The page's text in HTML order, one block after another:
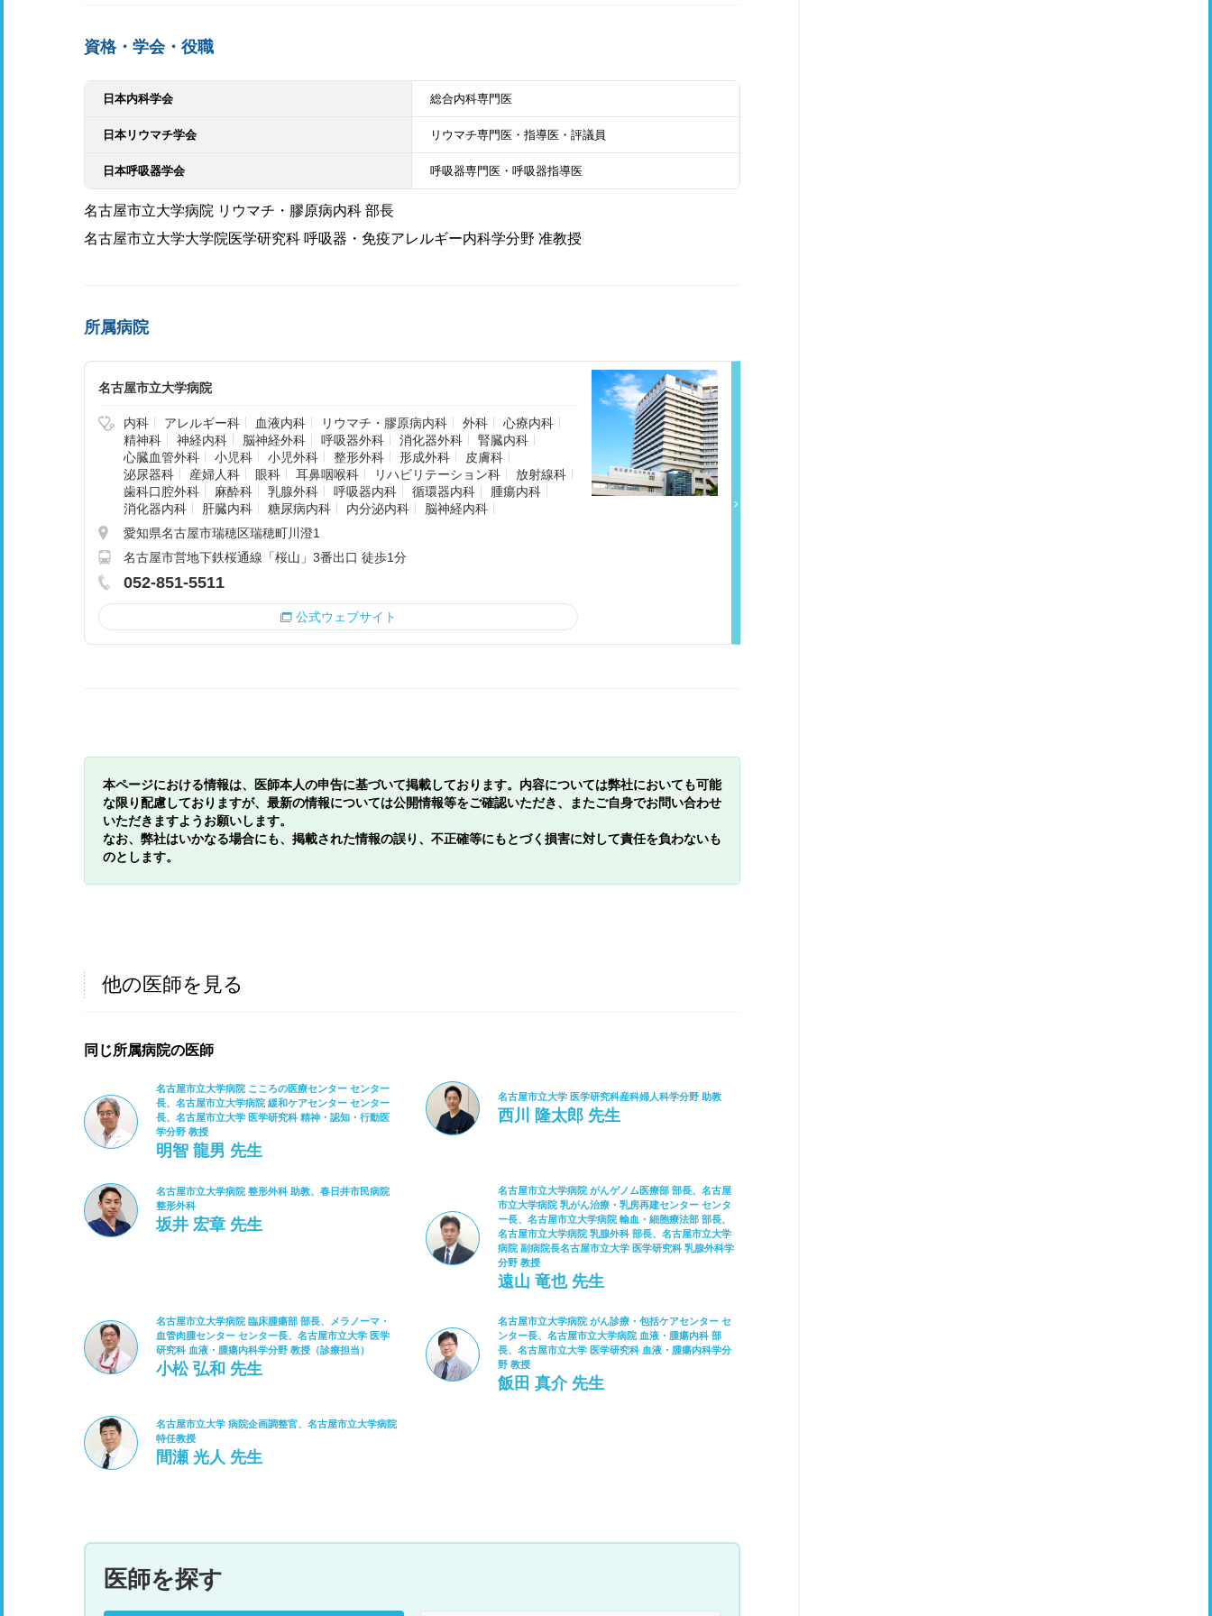
資格・学会・役職
日本内科学会 総合内科専門医
日本リウマチ学会 リウマチ専門医・指導医・評議員
日本呼吸器学会 呼吸器専門医・呼吸器指導医
名古屋市立大学病院 リウマチ・膠原病内科 部長
名古屋市立大学大学院医学研究科 呼吸器・免疫アレルギー内科学分野 准教授
所属病院
名古屋市立大学病院
内科 アレルギー科 血液内科 リウマチ・膠原病内科 外科
心療内科
精神科
神経内科 脳神経外科 呼吸器外科 消化器外科
腎臓内科
心臓血管外科
小児科 小児外科 整形外科 形成外科
皮膚科
泌尿器科
産婦人科 眼科 耳鼻咽喉科 リハビリテーション科
放射線科
歯科口腔外科
麻酔科 乳腺外科 呼吸器内科 循環器内科
腫瘍内科
消化器内科
肝臓内科 糖尿病内科 内分泌内科
脳神経内科
愛知県名古屋市瑞穂区瑞穂町川澄1
名古屋市営地下鉄桜通線「桜山」3番出口 徒歩1分
052-851-5511
公式ウェブサイト
本ページにおける情報は、医師本人の申告に基づいて掲載しております。内容については弊社においても可能
な限り配慮しておりますが、最新の情報については公開情報等をご確認いただき、またご自身でお問い合わせ
いただきますようお願いします。
なお、弊社はいかなる場合にも、掲載された情報の誤り、不正確等にもとづく損害に対して責任を負わないも
のとします。
他の医師を見る
同じ所属病院の医師
名古屋市立大学病院 こころの医療センター センター
長、名古屋市立大学病院 緩和ケアセンター センター
長、名古屋市立大学 医学研究科 精神・認知・行動医
学分野 教授
明智 龍男 先生
名古屋市立大学 医学研究科産科婦人科学分野 助教
西川 隆太郎 先生
名古屋市立大学病院 整形外科 助教、春日井市民病院
整形外科
坂井 宏章 先生
名古屋市立大学病院 がんゲノム医療部 部長、名古屋
市立大学病院 乳がん治療・乳房再建センター センタ
ー長、名古屋市立大学病院 輸血・細胞療法部 部長、
名古屋市立大学病院 乳腺外科 部長、名古屋市立大学
病院 副病院長名古屋市立大学 医学研究科 乳腺外科学
分野 教授
遠山 竜也 先生
名古屋市立大学病院 臨床腫瘍部 部長、メラノーマ・
血管肉腫センター センター長、名古屋市立大学 医学
研究科 血液・腫瘍内科学分野 教授（診療担当）
小松 弘和 先生
名古屋市立大学病院 がん診療・包括ケアセンター セ
ンター長、名古屋市立大学病院 血液・腫瘍内科 部
長、名古屋市立大学 医学研究科 血液・腫瘍内科学分
野 教授
飯田 真介 先生
名古屋市立大学 病院企画調整官、名古屋市立大学病院
特任教授
間瀬 光人 先生
医師を探す